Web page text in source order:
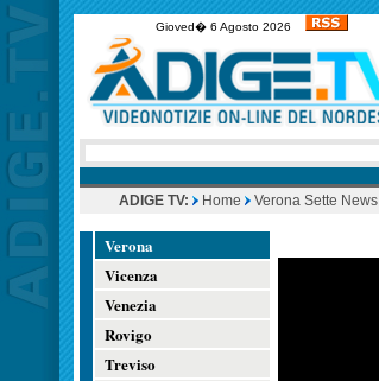
Gioved� 6 Agosto 2026
ADIGE TV: Home Verona Sette News
Verona
Vicenza
Venezia
Rovigo
Treviso